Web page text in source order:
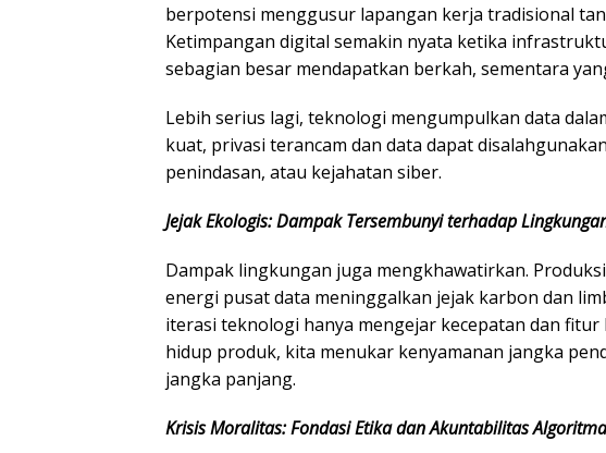
berpotensi menggusur lapangan kerja tradisional
Ketimpangan digital semakin nyata ketika
sebagian besar mendapatkan berkah, sementara
Lebih serius lagi, teknologi mengumpulkan data
kuat, privasi terancam dan data dapat
penindasan, atau kejahatan siber.
Jejak Ekologis: Dampak Tersembunyi terhadap
​Dampak lingkungan juga mengkhawatirkan.
energi pusat data meninggalkan jejak karbon dan
iterasi teknologi hanya mengejar kecepatan dan
hidup produk, kita menukar kenyamanan jangka
jangka panjang.
Krisis Moralitas: Fondasi Etika dan Akuntabilitas Algoritma